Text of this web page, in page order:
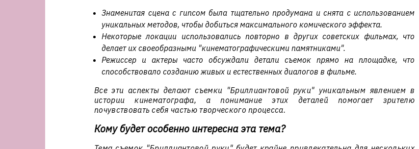
Знаменитая сцена с гипсом была тщательно продумана и снята с использованием
уникальных методов, чтобы добиться максимального комического эффекта.
Некоторые локации использовались повторно в других советских фильмах, что
делает их своеобразными "кинематографическими памятниками".
Режиссер и актеры часто обсуждали детали съемок прямо на площадке, что
способствовало созданию живых и естественных диалогов в фильме.
Все эти аспекты делают съемки "Бриллиантовой руки" уникальным явлением в
истории кинематографа, а понимание этих деталей помогает зрителю
почувствовать себя частью творческого процесса.
Кому будет особенно интересна эта тема?